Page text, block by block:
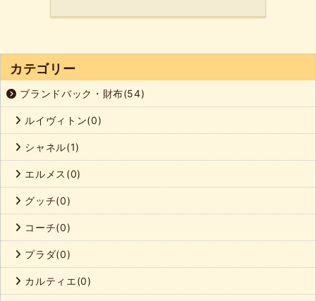
カテゴリー
ブランドバック・財布(54)
ルイヴィトン(0)
シャネル(1)
エルメス(0)
グッチ(0)
コーチ(0)
プラダ(0)
カルティエ(0)